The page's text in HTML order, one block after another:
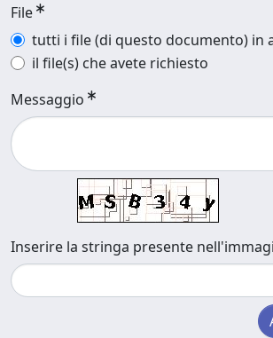
File
tutti i file (di questo documento) in
il file(s) che avete richiesto
Messaggio
Inserire la stringa presente